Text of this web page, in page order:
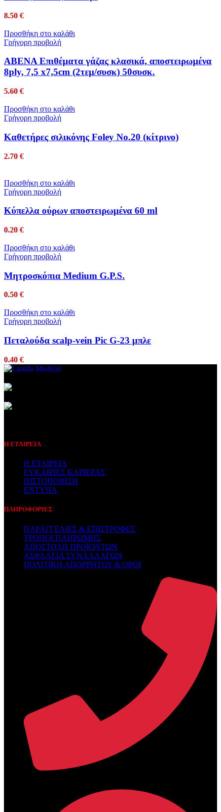
8.50 €
Προσθήκη στο καλάθι
Γρήγορη προβολή
ABENA Επιθέματα γάζας κλασικά, αποστειρωμένα
8ply, 7,5 x7,5cm (2τεμ/συσκ) 50συσκ.
5.60 €
Προσθήκη στο καλάθι
Γρήγορη προβολή
Καθετήρες σιλικόνης Foley No.20 (κίτρινο)
2.70 €
Προσθήκη στο καλάθι
Γρήγορη προβολή
Κύπελλα ούρων αποστειρωμένα 60 ml
0.20 €
Προσθήκη στο καλάθι
Γρήγορη προβολή
Μητροσκόπια Medium G.P.S.
0.50 €
Προσθήκη στο καλάθι
Γρήγορη προβολή
Πεταλούδα scalp-vein Pic G-23 μπλε
0.40 €
Η ΕΤΑΙΡΕΙΑ
Η ΕΤΑΙΡΕΙΑ
ΕΥΚΑΙΡΙΕΣ ΚΑΡΙΕΡΑΣ
ΠΙΣΤΟΠΟΙΗΣΗ
ΕΝΤΥΠΑ
ΠΛΗΡΟΦΟΡΙΕΣ
ΠΑΡΑΓΓΕΛΙΕΣ & ΕΠΙΣΤΡΟΦΕΣ
ΤΡΟΠΟΙ ΠΛΗΡΩΜΗΣ
ΑΠΟΣΤΟΛΗ ΠΡΟΪΟΝΤΩΝ
ΑΣΦΑΛΕΙΑ ΣΥΝΑΛΛΑΓΩΝ
ΠΟΛΙΤΙΚΗ ΑΠΟΡΡΗΤΟΥ & ΟΡΟΙ